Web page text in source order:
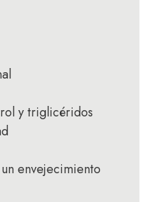
y triglicéridos
envejecimiento